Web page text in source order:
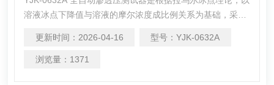
溶液冰点下降值与溶液的摩尔浓度成比例关系为基础，采用
的渗透压摩尔浓度。广泛应用于制药、药物分析、生物、食
品医疗等领域的渗透压摩尔浓度的测试及研究。
更新时间： 2026-04-16 型号：YJK-0632A
浏览量： 1371